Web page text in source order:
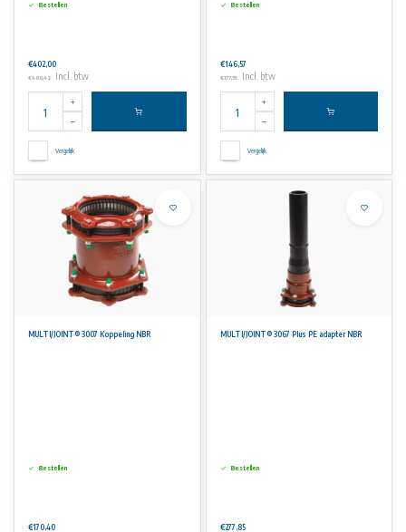
Bestellen
€402,00
€486,42 Incl. btw
Vergelijk
Bestellen
€146,57
€177,35 Incl. btw
Vergelijk
MULTI/JOINT® 3007 Koppeling NBR
Bestellen
€170,40
MULTI/JOINT® 3067 Plus PE adapter NBR
Bestellen
€277,85